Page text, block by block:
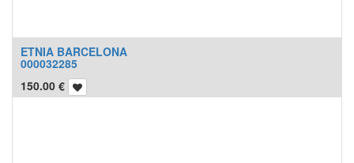
ETNIA BARCELONA
000032285
150.00 €